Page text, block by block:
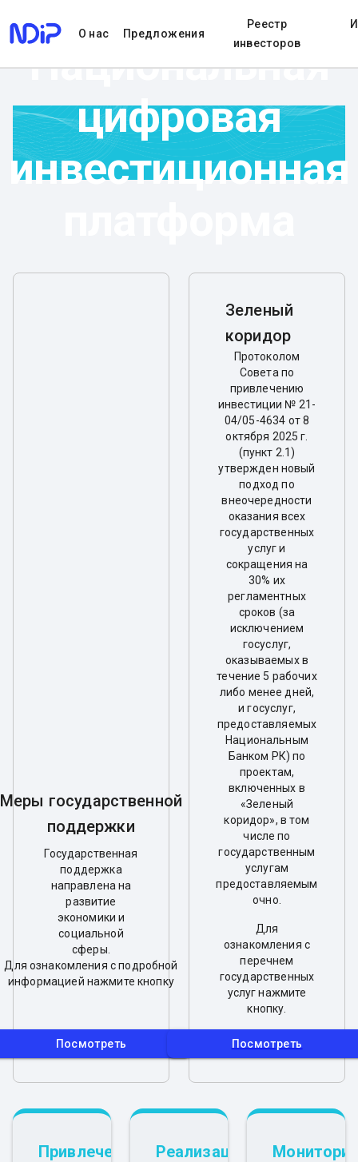
О нас Предложения
Реестр
инвесторов
Национальная
цифровая
инвестиционная
Меры государственной
поддержки
Государственная
поддержка
направлена на
развитие
экономики и
социальной
сферы.
Для ознакомления с подробной
информацией нажмите кнопку
Посмотреть
Зеленый
коридор
Протоколом
Совета по
привлечению
инвестиции № 21-
04/05-4634 от 8
октября 2025 г.
(пункт 2.1)
утвержден новый
подход по
внеочередности
оказания всех
государственных
услуг и
сокращения на
30% их
регламентных
сроков (за
исключением
госуслуг,
оказываемых в
течение 5 рабочих
либо менее дней,
и госуслуг,
предоставляемых
Национальным
Банком РК) по
проектам,
включенных в
«Зеленый
коридор», в том
числе по
государственным
услугам
предоставляемым
очно.
Для
ознакомления с
перечнем
государственных
услуг нажмите
кнопку.
Посмотреть
Привлечение Реализация